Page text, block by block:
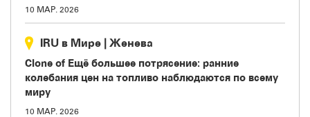
10 МАР. 2026
IRU в Мире | Женева
Clone of Ещё большее потрясение: ранние
колебания цен на топливо наблюдаются по всему
миру
10 МАР. 2026